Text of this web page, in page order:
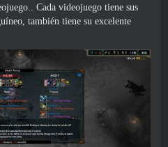
Cada videojuego tiene sus
también tiene su excelente